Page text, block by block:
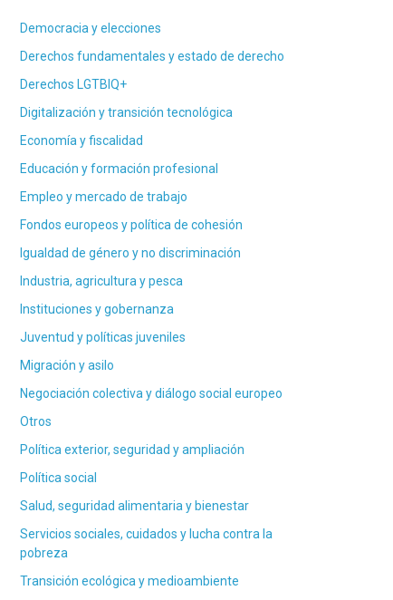
Democracia y elecciones
Derechos fundamentales y estado de derecho
Derechos LGTBIQ+
Digitalización y transición tecnológica
Economía y fiscalidad
Educación y formación profesional
Empleo y mercado de trabajo
Fondos europeos y política de cohesión
Igualdad de género y no discriminación
Industria, agricultura y pesca
Instituciones y gobernanza
Juventud y políticas juveniles
Migración y asilo
Negociación colectiva y diálogo social europeo
Otros
Política exterior, seguridad y ampliación
Política social
Salud, seguridad alimentaria y bienestar
Servicios sociales, cuidados y lucha contra la
pobreza
Transición ecológica y medioambiente